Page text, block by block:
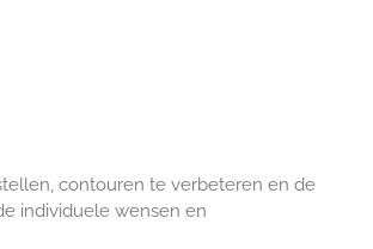
contouren te verbeteren en de
individuele wensen en